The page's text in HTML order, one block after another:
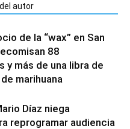
autor
de la “wax” en San
88
y más de una libra de
marihuana
Díaz niega
reprogramar audiencia